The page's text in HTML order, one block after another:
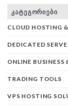
ᲙᲐᲢᲔᲒᲝᲠᲘᲔᲑᲘ
CLOUD HOSTING
DEDICATED
ONLINE BUSINESS
TRADING TOOLS
VPS HOSTING